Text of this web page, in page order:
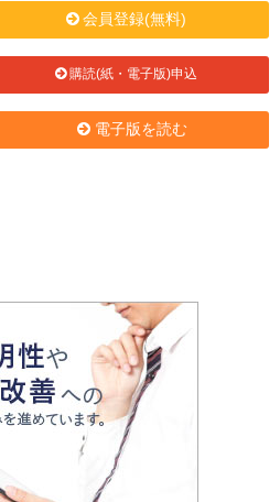
会員登録(無料)
購読(紙・電子版)申込
電子版を読む